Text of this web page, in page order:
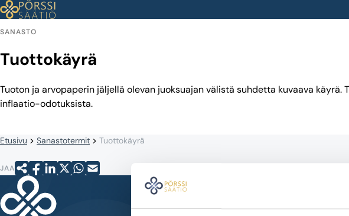
Siirry
sisältöön
SANASTO
Tuottokäyrä
Tuoton ja arvopaperin jäljellä olevan juoksuajan välistä suhdetta kuvaava
inflaatio-odotuksista.
Etusivu Sanastotermit Tuottokäyrä
JAA